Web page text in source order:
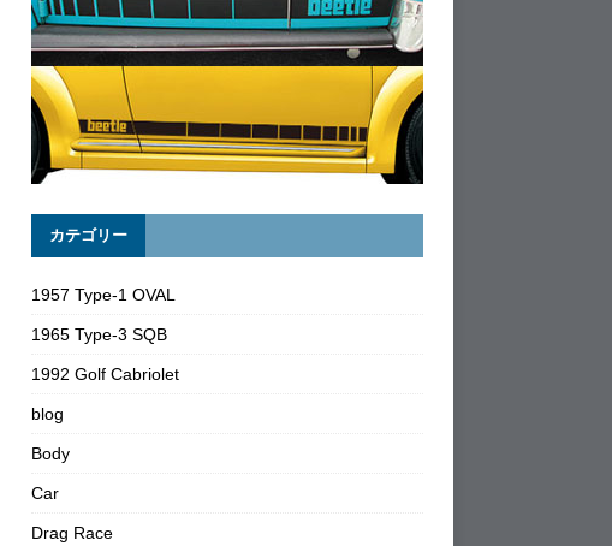
カテゴリー
1957 Type-1 OVAL
1965 Type-3 SQB
1992 Golf Cabriolet
blog
Body
Car
Drag Race